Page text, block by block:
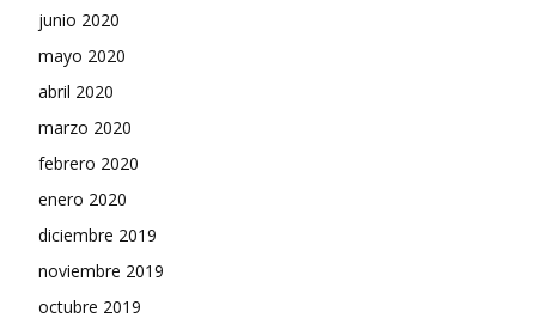
junio 2020
mayo 2020
abril 2020
marzo 2020
febrero 2020
enero 2020
diciembre 2019
noviembre 2019
octubre 2019